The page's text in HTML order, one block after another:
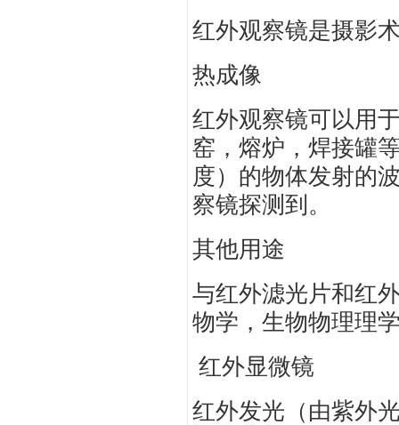
红外观察镜是摄影
热成像
红外观察镜可以用
窑，熔炉，焊接罐
度）的物体发射的
察镜探测到。
其他用途
与红外滤光片和红
物学，生物物理理
红外显微镜
红外发光（由紫外